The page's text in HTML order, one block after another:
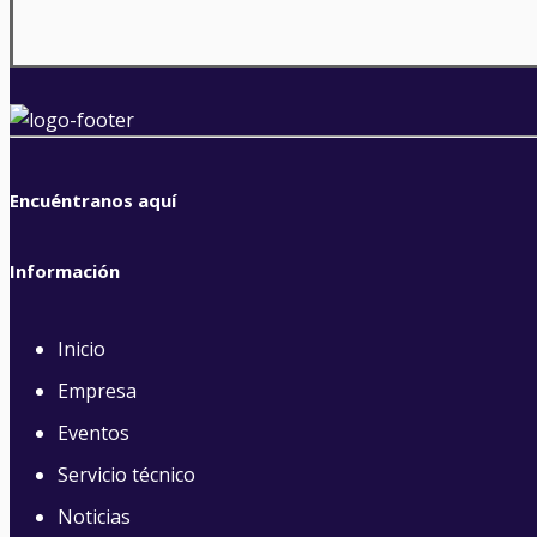
Encuéntranos aquí
Información
Inicio
Empresa
Eventos
Servicio técnico
Noticias